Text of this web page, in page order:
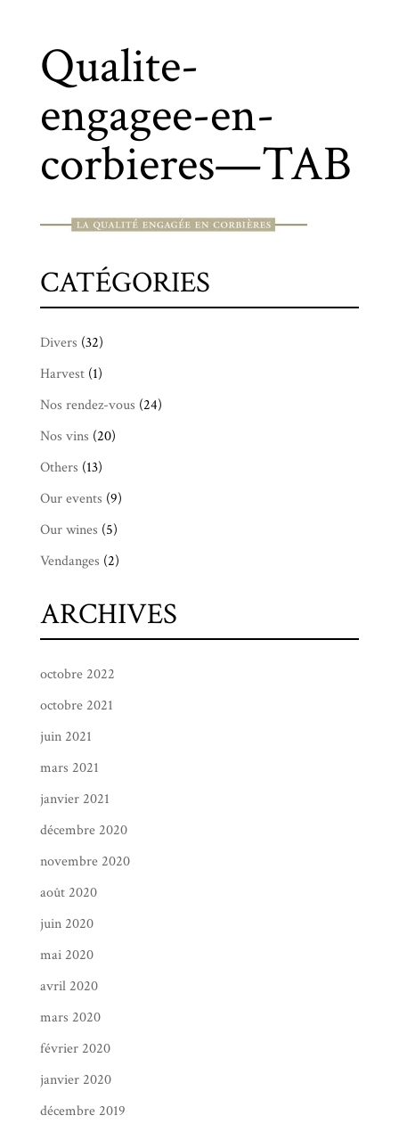
Qualite-
engagee-en-
corbieres—TAB
CATÉGORIES
Divers (32)
Harvest(1)
Nos rendez-vous (24)
Nos vins (20)
Others (13)
Our events (9)
Our wines (5)
Vendanges (2)
ARCHIVES
octobre 2022
octobre 2021
juin 2021
mars 2021
janvier 2021
décembre 2020
novembre 2020
août 2020
juin 2020
mai 2020
avril 2020
mars 2020
février 2020
janvier 2020
décembre 2019